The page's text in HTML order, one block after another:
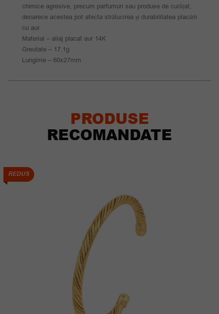
chimice agresive, precum parfumuri sau produse de curățat,
deoarece acestea pot afecta strălucirea și durabilitatea placării
cu aur.
Material – aliaj placat aur 14K
Greutate – 17.1g
Lungime – 60x27mm
PRODUSE
RECOMANDATE
REDUS